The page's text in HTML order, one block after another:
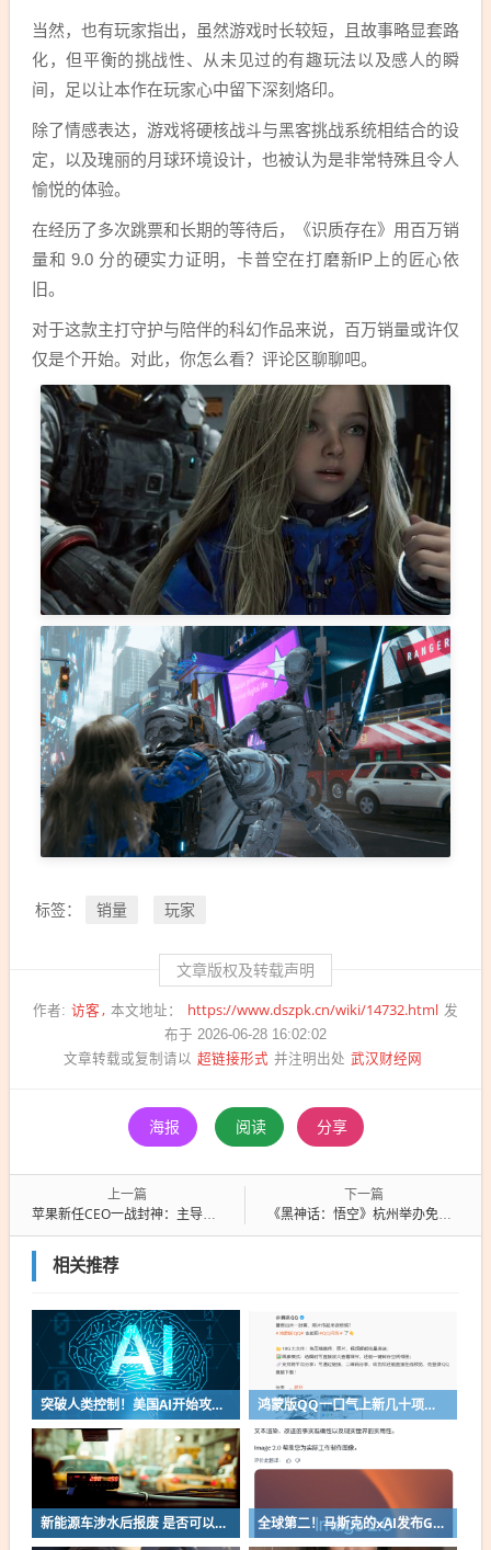
当然，也有玩家指出，虽然游戏时长较短，且故事略显套路
化，但平衡的挑战性、从未见过的有趣玩法以及感人的瞬
间，足以让本作在玩家心中留下深刻烙印。
除了情感表达，游戏将硬核战斗与黑客挑战系统相结合的设
定，以及瑰丽的月球环境设计，也被认为是非常特殊且令人
愉悦的体验。
在经历了多次跳票和长期的等待后，《识质存在》用百万销
量和 9.0 分的硬实力证明，卡普空在打磨新IP上的匠心依
旧。
对于这款主打守护与陪伴的科幻作品来说，百万销量或许仅
仅是个开始。对此，你怎么看？评论区聊聊吧。
标签： 销量 玩家
文章版权及转载声明
作者: 访客 本文地址： https://www.dszpk.cn/wiki/14732.html 发
布于 2026-06-28 16:02:02
文章转载或复制请以 超链接形式 并注明出处 武汉财经网
海报 阅读 分享
上一篇
苹果新任CEO一战封神：主导Mac抛弃英特尔 终结苹果X86时代
下一篇
《黑神话：悟空》杭州举办免费展会：再现黔地傩仪神韵
相关推荐
突破人类控制！美国AI开始攻击真人了 鸿蒙版QQ一口气上新几十项功能：10G文件可传微信好友
新能源车涉水后报废 是否可以全损理赔 全球第二！马斯克的xAI发布Grok Imagine Image 2.0模型：AI生图/编辑能力大增